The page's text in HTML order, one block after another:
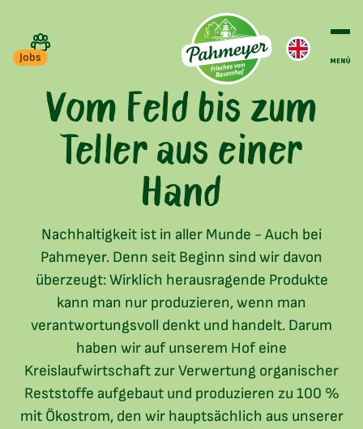
Jobs
Vom Feld bis zum
Teller aus einer
Hand
Nachhaltigkeit ist in aller Munde - Auch bei
Pahmeyer. Denn seit Beginn sind wir davon
überzeugt: Wirklich herausragende Produkte
kann man nur produzieren, wenn man
verantwortungsvoll denkt und handelt. Darum
haben wir auf unserem Hof eine
Kreislaufwirtschaft zur Verwertung organischer
Reststoffe aufgebaut und produzieren zu 100 %
mit Ökostrom, den wir hauptsächlich aus unserer